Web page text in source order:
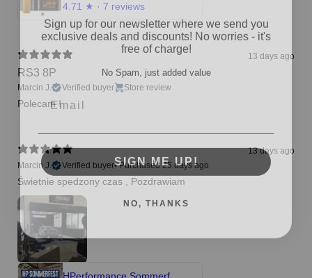
4.71 ★ · 7 reviews
13 days ago
RS3 8P
Marcin J. Verified buyer Store review
Polecam !
13 days ago
Marcin J.
Verified buyer•Purchased 25 days ago
Świetnie spedzony czas , Pozdrawiam
Sign up for our newsletter where we send you
exclusive deals and discounts! No worries - it's
free of charge!
Email
SIGN ME UP!